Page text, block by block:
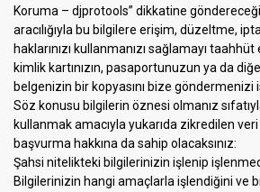
Koruma – djprotools” dikkatine
aracılığıyla bu bilgilere erişim, düzeltme,
haklarınızı kullanmanızı sağlamayı
kimlik kartınızın, pasaportunuzun ya da
belgenizin bir kopyasını bize göndermenizi
Söz konusu bilgilerin öznesi olmanız
kullanmak amacıyla yukarıda zikredilen
başvurma hakkına da sahip olacaksınız:
Şahsi nitelikteki bilgilerinizin işlenip
Bilgilerinizin hangi amaçlarla işlendiğini ve